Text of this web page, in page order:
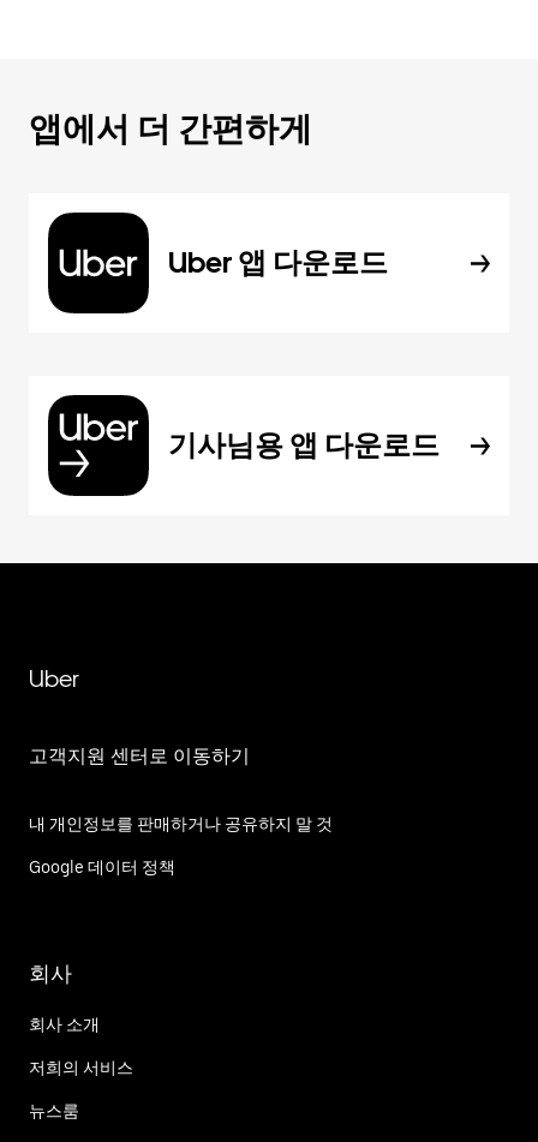
앱에서 더 간편하게
Uber 앱 다운로드
기사님용 앱 다운로드
Uber
고객지원 센터로 이동하기
내 개인정보를 판매하거나 공유하지 말 것
Google 데이터 정책
회사
회사 소개
저희의 서비스
뉴스룸